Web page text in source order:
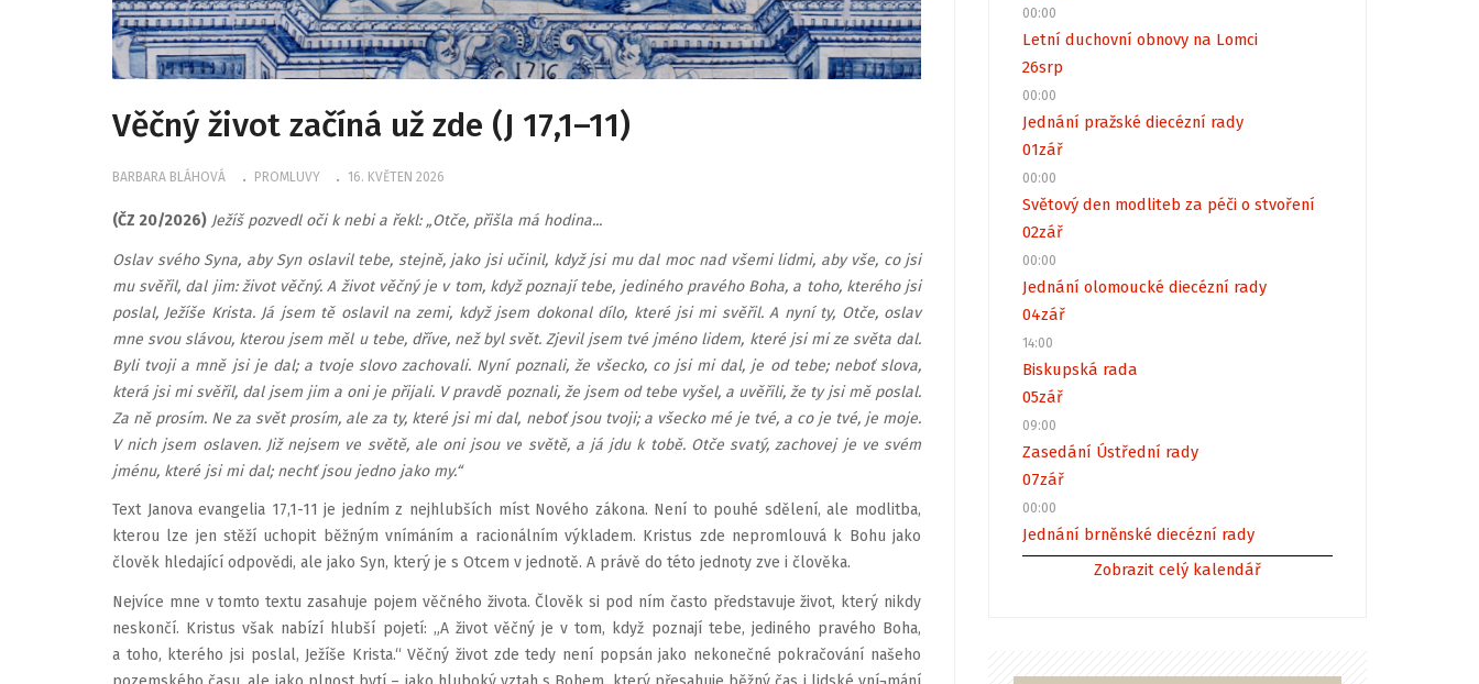
Věčný život začíná už zde (J 17,1–11)
BARBARA BLÁHOVÁ PROMLUVY 16. KVĚTEN 2026
(ČZ 20/2026) Ježíš pozvedl oči k nebi a řekl: „Otče, přišla má hodina...
Oslav svého Syna, aby Syn oslavil tebe, stejně, jako jsi učinil, když jsi mu dal moc nad všemi lidmi, aby vše, co jsi
mu svěřil, dal jim: život věčný. A život věčný je v tom, když poznají tebe, jediného pravého Boha, a toho, kterého jsi
poslal, Ježíše Krista. Já jsem tě oslavil na zemi, když jsem dokonal dílo, které jsi mi svěřil. A nyní ty, Otče, oslav
mne svou slávou, kterou jsem měl u tebe, dříve, než byl svět. Zjevil jsem tvé jméno lidem, které jsi mi ze světa dal.
Byli tvoji a mně jsi je dal; a tvoje slovo zachovali. Nyní poznali, že všecko, co jsi mi dal, je od tebe; neboť slova,
která jsi mi svěřil, dal jsem jim a oni je přijali. V pravdě poznali, že jsem od tebe vyšel, a uvěřili, že ty jsi mě poslal.
Za ně prosím. Ne za svět prosím, ale za ty, které jsi mi dal, neboť jsou tvoji; a všecko mé je tvé, a co je tvé, je moje.
V nich jsem oslaven. Již nejsem ve světě, ale oni jsou ve světě, a já jdu k tobě. Otče svatý, zachovej je ve svém
jménu, které jsi mi dal; nechť jsou jedno jako my.“
Text Janova evangelia 17,1-11 je jedním z nejhlubších míst Nového zákona. Není to pouhé sdělení, ale modlitba,
kterou lze jen stěží uchopit běžným vnímáním a racionálním výkladem. Kristus zde nepromlouvá k Bohu jako
člověk hledající odpovědi, ale jako Syn, který je s Otcem v jednotě. A právě do této jednoty zve i člověka.
Nejvíce mne v tomto textu zasahuje pojem věčného života. Člověk si pod ním často představuje život, který nikdy
neskončí. Kristus však nabízí hlubší pojetí: „A život věčný je v tom, když poznají tebe, jediného pravého Boha,
a toho, kterého jsi poslal, Ježíše Krista.“ Věčný život zde tedy není popsán jako nekonečné pokračování našeho
00:00
Letní duchovní obnovy na Lomci
26srp
00:00
Jednání pražské diecézní rady
01zář
00:00
Světový den modliteb za péči o stvoření
02zář
00:00
Jednání olomoucké diecézní rady
04zář
14:00
Biskupská rada
05zář
09:00
Zasedání Ústřední rady
07zář
00:00
Jednání brněnské diecézní rady
Zobrazit celý kalendář